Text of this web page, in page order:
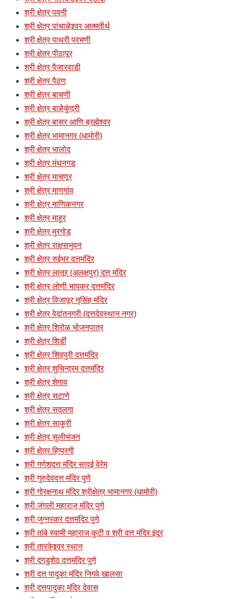
श्री क्षेत्र पवनी
श्री क्षेत्र पांचाळेश्र्वर आत्मतीर्थ
श्री क्षेत्र पाथरी परभणी
श्री क्षेत्र पीठापूर
श्री क्षेत्र पैजारवाडी
श्री क्षेत्र पैठण
श्री क्षेत्र बाचणी
श्री क्षेत्र बाळेकुंद्री
श्री क्षेत्र बासर आणि ब्रह्मेश्वर
श्री क्षेत्र भामानगर (धामोरी)
श्री क्षेत्र भालोद
श्री क्षेत्र मंथनगड
श्री क्षेत्र माचणूर
श्री क्षेत्र माणगांव
श्री क्षेत्र माणिकनगर
श्री क्षेत्र माहूर
श्री क्षेत्र मुरगोड
श्री क्षेत्र राक्षसभुवन
श्री क्षेत्र रुईभर दत्तमंदिर
श्री क्षेत्र लातूर (अलक्षपुर) दत्त मंदिर
श्री क्षेत्र लोणी भापकर दत्तमंदिर
श्री क्षेत्र विजापूर नृसिंह मंदिर
श्री क्षेत्र वेदांतनगरी (दत्तदेवस्थान नगर)
श्री क्षेत्र शिरोळ भोजनपात्र
श्री क्षेत्र शिर्डी
श्री क्षेत्र शिवपुरी दत्तमंदिर
श्री क्षेत्र शुचिन्द्रम दत्तमंदिर
श्री क्षेत्र शेगाव
श्री क्षेत्र सटाणे
श्री क्षेत्र सदलगा
श्री क्षेत्र साकुरी
श्री क्षेत्र सुलीभंजन
श्री क्षेत्र हिप्परगी
श्री गणेशदत्त मंदिर सावई वेरेम
श्री गुरुदेवदत्त मंदिर पुणे
श्री गोरक्षनाथ मंदिर श्रीक्षेत्र भामानगर (धामोरी)
श्री जंगली महाराज मंदिर पुणे
श्री जुन्नरकर दत्तमंदिर पुणे
श्री तांबे स्वामी महाराज कुटी व श्री दत्त मंदिर इंदूर
श्री तारकेश्र्वर स्थान
श्री दगडुशेठ दत्तमंदिर पुणे
श्री दत्त पादुका मंदिर निगवे खालसा
श्री दत्तपादुका मंदिर देवास